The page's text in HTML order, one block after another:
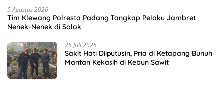
5 Agustus 2026
Tim Klewang Polresta Padang Tangkap Pelaku Jambret
Nenek-Nenek di Solok
25 Juli 2026
Sakit Hati Diiputusin, Pria di Ketapang Bunuh
Mantan Kekasih di Kebun Sawit